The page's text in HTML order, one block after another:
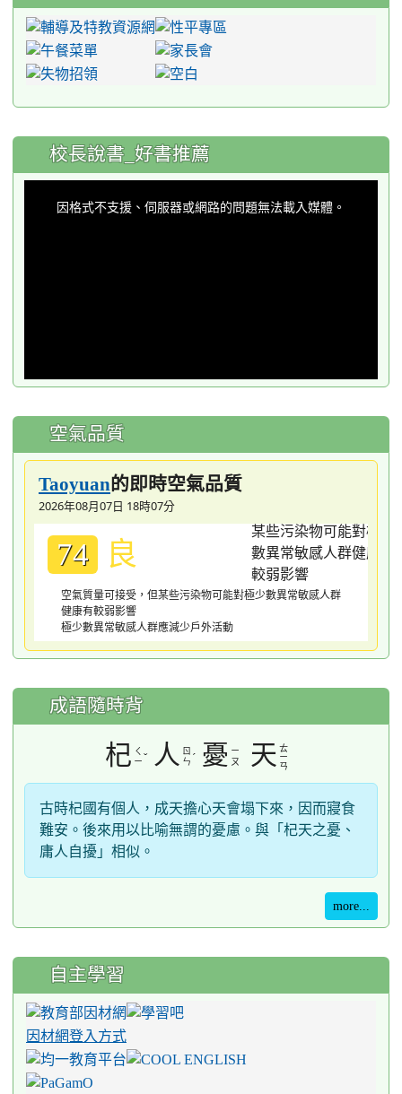
:::
校長說書_好書推薦
因格式不支援、伺服器或網路的問題無法載入媒體。
空氣品質
Taoyuan的即時空氣品質
2026年08月07日 18時07分
74 良
空氣質量可接受，但某些污染物可能對極少數異常敏感人群
健康有較弱影響
極少數異常敏感人群應減少戶外活動
成語隨時背
杞 ㄑ
ㄧˇ 人
ㄖ
ㄣ ˊ 憂 ㄧ
ㄡ
天 ㄊ
ㄧ
ㄢ
古時杞國有個人，成天擔心天會塌下來，因而寢食
難安。後來用以比喻無謂的憂慮。與「杞天之憂、
庸人自擾」相似。
more...
自主學習
因材網登入方式